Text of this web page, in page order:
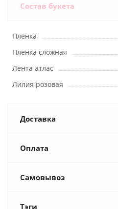
Состав букета
Пленка
Пленка сложная
Лента атлас
Лилия розовая
Доставка
Оплата
Самовывоз
Тэги